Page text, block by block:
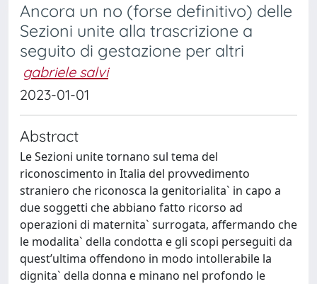
Ancora un no (forse definitivo) delle
Sezioni unite alla trascrizione a
seguito di gestazione per altri
gabriele salvi
2023-01-01
Abstract
Le Sezioni unite tornano sul tema del
riconoscimento in Italia del provvedimento
straniero che riconosca la genitorialita` in capo a
due soggetti che abbiano fatto ricorso ad
operazioni di maternita` surrogata, affermando che
le modalita` della condotta e gli scopi perseguiti da
quest’ultima offendono in modo intollerabile la
dignita` della donna e minano nel profondo le